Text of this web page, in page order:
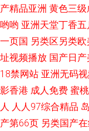
产精品亚洲 黄色三级
哟哟 亚洲天堂丁香五
一页国 另类区另类欧
址视频播放 国产日
18禁网站 亚洲无码
影香港 成人免费 蜜
人 人人97综合精品
产第66页 另类国产